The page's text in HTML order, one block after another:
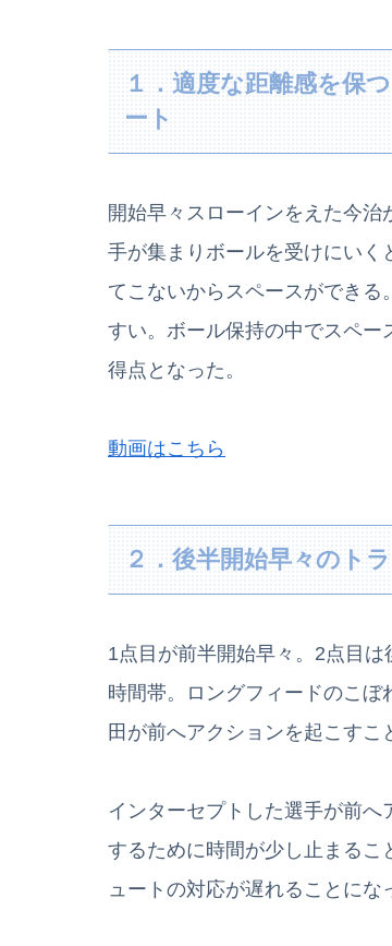
１．適度な距離感を保
ート
開始早々スローインをえた今
手が集まりボールを受けにいく
てこないからスペースができ
すい。ボール保持の中でスペ
得点となった。
動画はこちら
２．後半開始早々のト
1点目が前半開始早々。2点目
時間帯。ロングフィードのこ
田が前へアクションを起こすこ
インターセプトした選手が前
するために時間が少し止まるこ
ュートの対応が遅れることにな